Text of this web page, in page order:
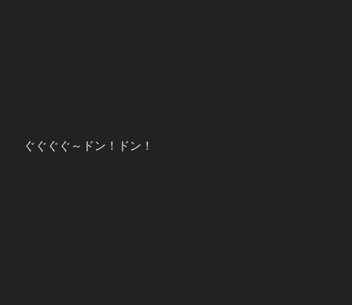
ぐぐぐぐ～ドン！ドン！